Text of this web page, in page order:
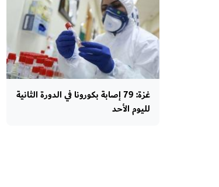
غزة: 79 إصابة بكورونا في الدورة الثانية
لليوم الأحد